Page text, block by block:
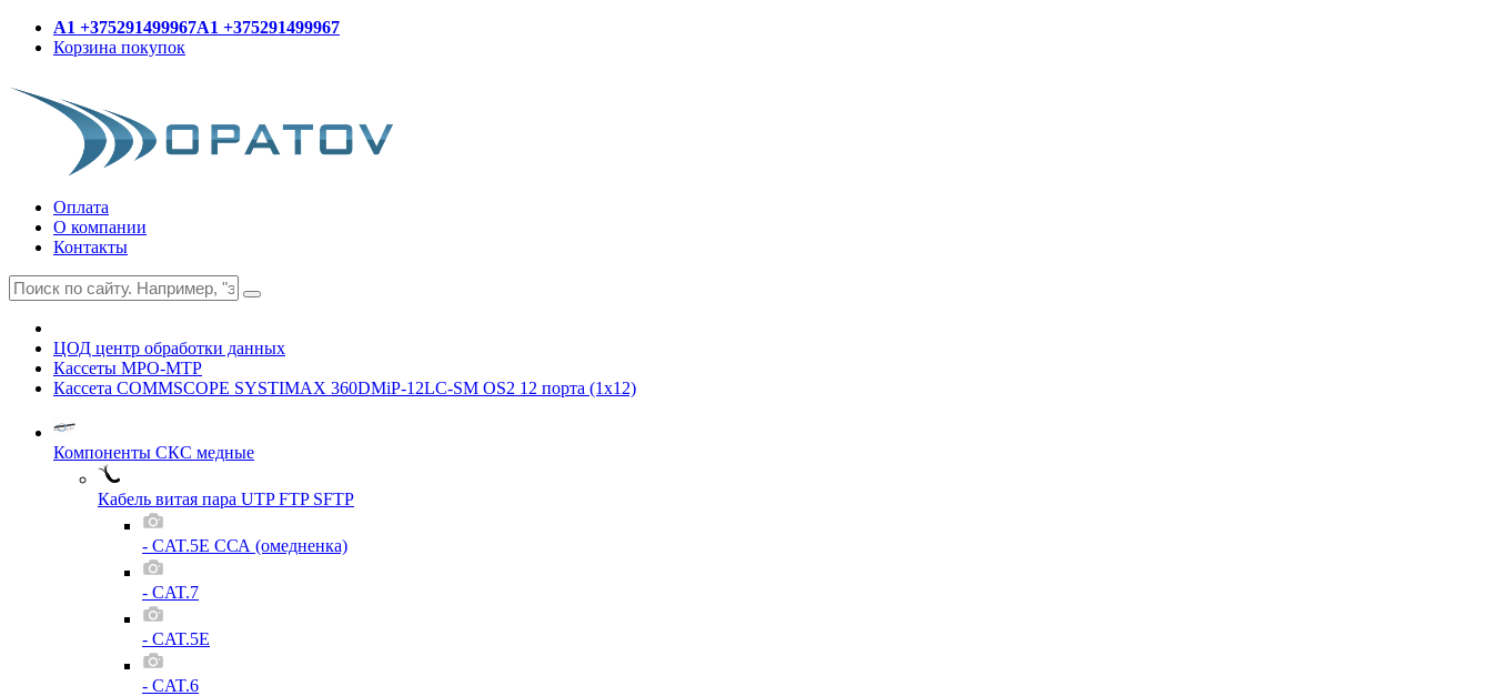
A1 +375291499967A1 +375291499967
Корзина покупок
Оплата
О компании
Контакты
ЦОД центр обработки данных
Кассеты MPO-MTP
Кассета COMMSCOPE SYSTIMAX 360DMiP-12LC-SM OS2 12 порта (1x12)
Компоненты СКС медные
Кабель витая пара UTP FTP SFTP
- CAT.5E ССА (омедненка)
- CAT.7
- CAT.5E
- CAT.6